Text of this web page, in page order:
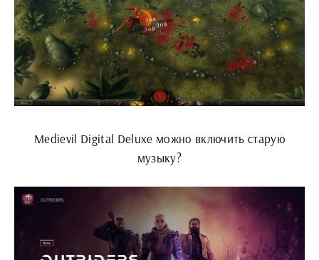
Medievil Digital Deluxe можно включить старую
музыку?